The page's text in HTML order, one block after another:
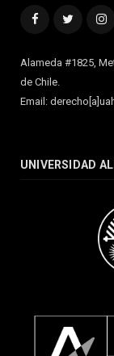
FacebookTwitter
Alameda #1825,
de Chile.
Email:
UNIVERSIDAD